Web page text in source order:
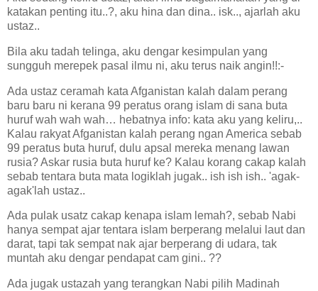
katakan penting itu..?, aku hina dan dina.. isk.., ajarlah aku
ustaz..
Bila aku tadah telinga, aku dengar kesimpulan yang
sungguh merepek pasal ilmu ni, aku terus naik angin!!:-
Ada ustaz ceramah kata Afganistan kalah dalam perang
baru baru ni kerana 99 peratus orang islam di sana buta
huruf wah wah wah… hebatnya info: kata aku yang keliru,..
Kalau rakyat Afganistan kalah perang ngan America sebab
99 peratus buta huruf, dulu apsal mereka menang lawan
rusia? Askar rusia buta huruf ke? Kalau korang cakap kalah
sebab tentara buta mata logiklah jugak.. ish ish ish.. 'agak-
agak'lah ustaz..
Ada pulak usatz cakap kenapa islam lemah?, sebab Nabi
hanya sempat ajar tentara islam berperang melalui laut dan
darat, tapi tak sempat nak ajar berperang di udara, tak
muntah aku dengar pendapat cam gini.. ??
Ada jugak ustazah yang terangkan Nabi pilih Madinah